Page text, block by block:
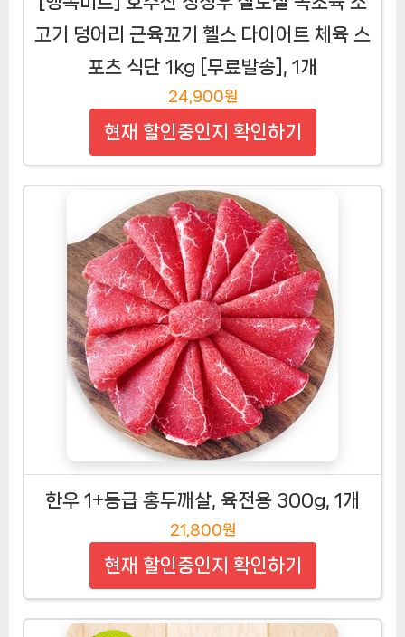
고기 덩어리 근육꼬기 헬스 다이어트 체육 스
포츠 식단 1kg [무료발송], 1개
24,900원
현재 할인중인지 확인하기
한우 1+등급 홍두깨살, 육전용 300g, 1개
21,800원
현재 할인중인지 확인하기